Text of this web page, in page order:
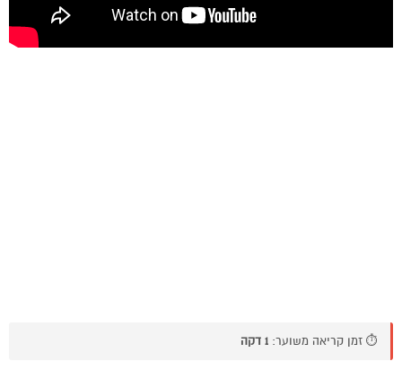
⏱️ זמן קריאה משוער: 1 דקה